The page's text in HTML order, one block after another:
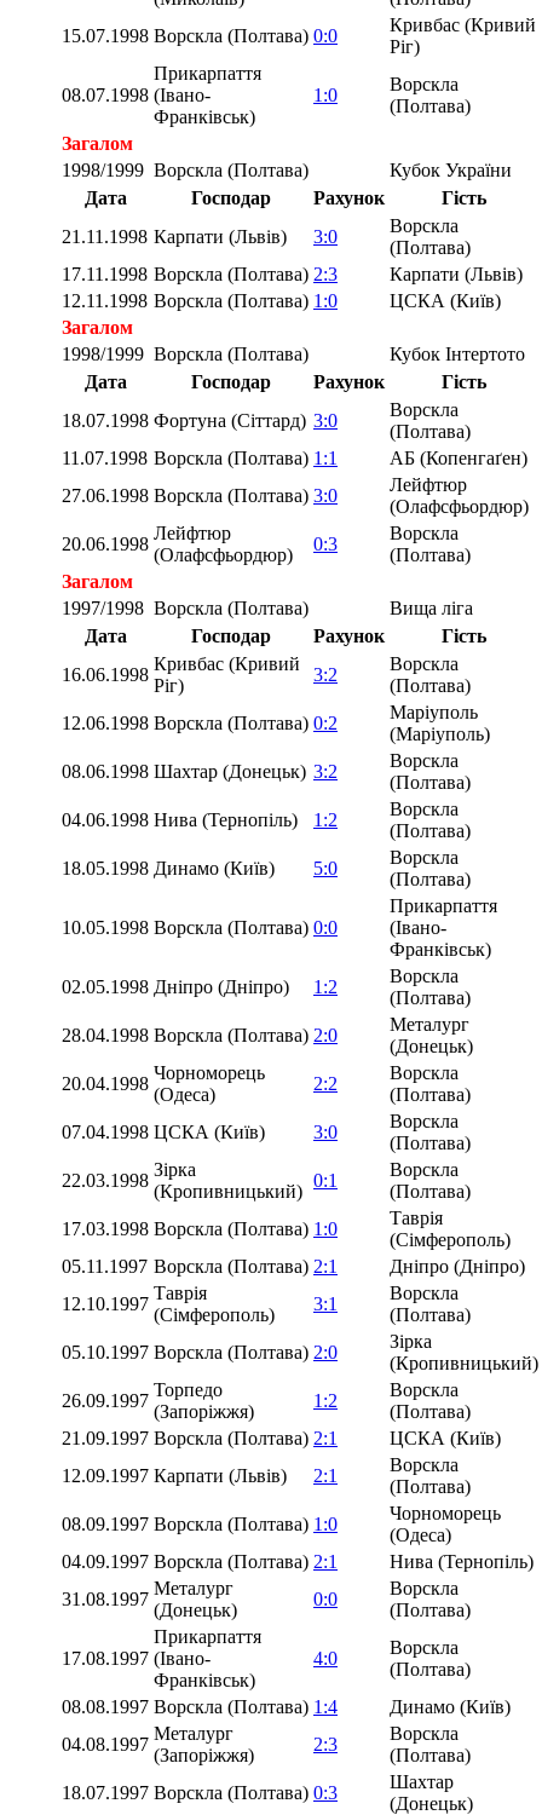
15.07.1998 Ворскла (Полтава) 0:0
Кривбас (Кривий
Ріг)
08.07.1998
Прикарпаття
(Івано-
Франківськ)
1:0
Ворскла
(Полтава)
Загалом
1998/1999 Ворскла (Полтава)
Кубок України
Дата
Господар Рахунок
Гість
21.11.1998 Карпати (Львів) 3:0
Ворскла
(Полтава)
17.11.1998 Ворскла (Полтава) 2:3
Карпати (Львів)
12.11.1998 Ворскла (Полтава) 1:0
ЦСКА (Київ)
Загалом
1998/1999 Ворскла (Полтава)
Кубок Інтертото
Дата
Господар Рахунок
Гість
18.07.1998 Фортуна (Сіттард) 3:0
Ворскла
(Полтава)
11.07.1998 Ворскла (Полтава) 1:1
АБ (Копенгаґен)
27.06.1998 Ворскла (Полтава) 3:0
Лейфтюр
(Олафсфьордюр)
20.06.1998
Лейфтюр
(Олафсфьордюр)
0:3
Ворскла
(Полтава)
Загалом
1997/1998 Ворскла (Полтава)
Вища ліга
Дата
Господар Рахунок
Гість
16.06.1998
Кривбас (Кривий
Ріг)
3:2
Ворскла
(Полтава)
12.06.1998 Ворскла (Полтава) 0:2
Маріуполь
(Маріуполь)
08.06.1998 Шахтар (Донецьк) 3:2
Ворскла
(Полтава)
04.06.1998 Нива (Тернопіль) 1:2
Ворскла
(Полтава)
18.05.1998 Динамо (Київ) 5:0
Ворскла
(Полтава)
10.05.1998 Ворскла (Полтава) 0:0
Прикарпаття
(Івано-
Франківськ)
02.05.1998 Дніпро (Дніпро) 1:2
Ворскла
(Полтава)
28.04.1998 Ворскла (Полтава) 2:0
Металург
(Донецьк)
20.04.1998
Чорноморець
(Одеса)
2:2
Ворскла
(Полтава)
07.04.1998 ЦСКА (Київ) 3:0
Ворскла
(Полтава)
22.03.1998
Зірка
(Кропивницький)
0:1
Ворскла
(Полтава)
17.03.1998 Ворскла (Полтава) 1:0
Таврія
(Сімферополь)
05.11.1997 Ворскла (Полтава) 2:1
Дніпро (Дніпро)
12.10.1997
Таврія
(Сімферополь)
3:1
Ворскла
(Полтава)
05.10.1997 Ворскла (Полтава) 2:0
Зірка
(Кропивницький)
26.09.1997
Торпедо
(Запоріжжя)
1:2
Ворскла
(Полтава)
21.09.1997 Ворскла (Полтава) 2:1
ЦСКА (Київ)
12.09.1997 Карпати (Львів) 2:1
Ворскла
(Полтава)
08.09.1997 Ворскла (Полтава) 1:0
Чорноморець
(Одеса)
04.09.1997 Ворскла (Полтава) 2:1
Нива (Тернопіль)
31.08.1997
Металург
(Донецьк)
0:0
Ворскла
(Полтава)
17.08.1997
Прикарпаття
(Івано-
Франківськ)
4:0
Ворскла
(Полтава)
08.08.1997 Ворскла (Полтава) 1:4
Динамо (Київ)
04.08.1997
Металург
(Запоріжжя)
2:3
Ворскла
(Полтава)
18.07.1997 Ворскла (Полтава) 0:3
Шахтар
(Донецьк)